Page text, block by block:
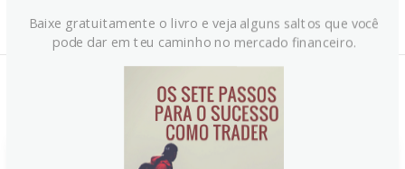
Notícias Relacionadas:
Baixe gratuitamente o livro e veja alguns saltos que você
pode dar em teu caminho no mercado financeiro.